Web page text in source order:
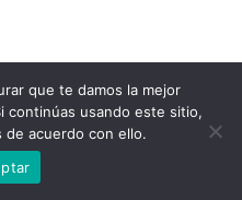
que te damos la mejor
continúas usando este sitio,
de acuerdo con ello.